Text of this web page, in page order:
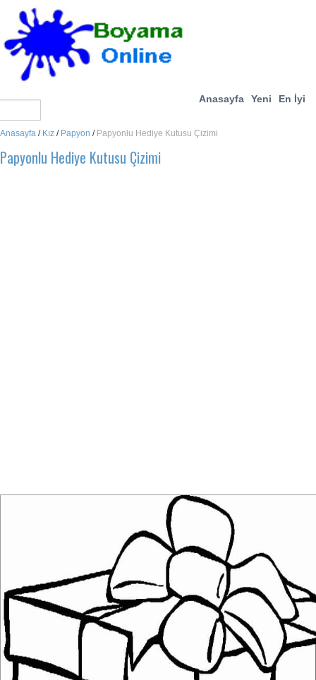
Anasayfa Yeni En İyi
Anasayfa / Kız / Papyon / Papyonlu Hediye Kutusu Çizimi
Papyonlu Hediye Kutusu Çizimi